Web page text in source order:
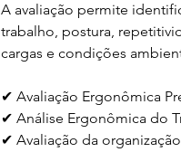
A avaliação permite
trabalho, postura,
cargas e condições
✔ Avaliação Ergonômica
✔ Análise Ergonômica do
✔ Avaliação da